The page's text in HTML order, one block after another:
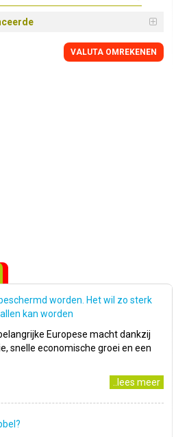
VALUTA OMREKENEN
worden. Het wil zo sterk
kan worden
Europese macht dankzij
snelle economische groei en een
..lees meer